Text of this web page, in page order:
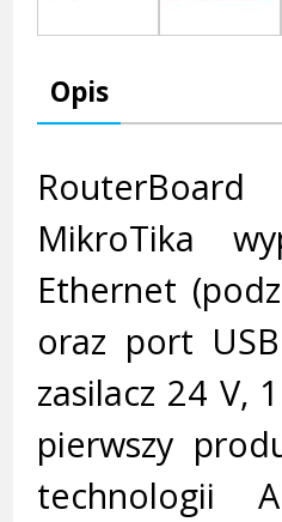
Opis
MikroTika
Ethernet
oraz port
zasilacz 24 V,
pierwszy
technologii